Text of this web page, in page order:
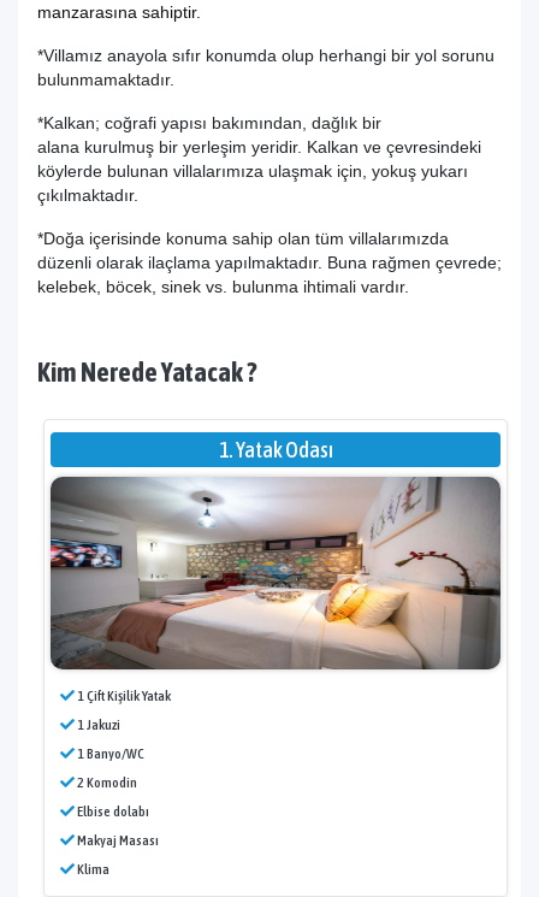
manzarasına sahiptir.
*Villamız anayola sıfır konumda olup herhangi bir yol sorunu
bulunmamaktadır.
*Kalkan; coğrafi yapısı bakımından, dağlık bir
alana kurulmuş bir yerleşim yeridir. Kalkan ve çevresindeki
köylerde bulunan villalarımıza ulaşmak için, yokuş yukarı
çıkılmaktadır.
*Doğa içerisinde konuma sahip olan tüm villalarımızda
düzenli olarak ilaçlama yapılmaktadır. Buna rağmen çevrede;
kelebek, böcek, sinek vs. bulunma ihtimali vardır.
Kim Nerede Yatacak ?
1. Yatak Odası
1 Çift Kişilik Yatak
1 Jakuzi
1 Banyo/WC
2 Komodin
Elbise dolabı
Makyaj Masası
Klima